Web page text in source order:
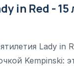
in Red - 15
Lady in
Kempinski: